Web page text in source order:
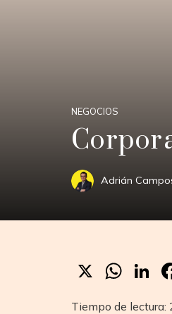
NEGOCIOS
Adrián
X
Tiempo de lectura: